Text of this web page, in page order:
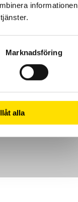
informationen
Marknadsföring
alla
Om Oss